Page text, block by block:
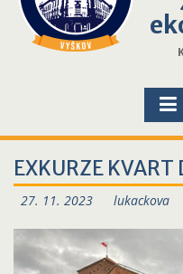
EXKURZE KVART
27. 11. 2023 lukackova